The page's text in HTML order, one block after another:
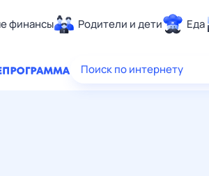
финансы Родители и дети Еда
Здоровье
Поиск по интернету